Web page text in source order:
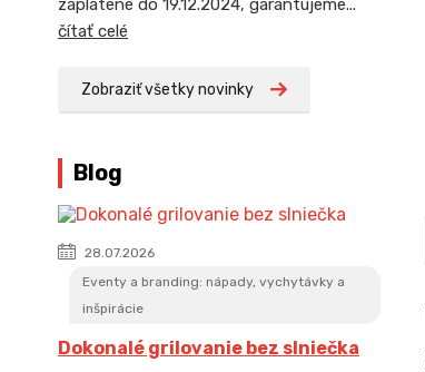
zaplatené do 19.12.2024, garantujeme...
čítať celé
Zobraziť všetky novinky
Blog
28.07.2026
Eventy a branding: nápady, vychytávky a
inšpirácie
Dokonalé grilovanie bez slniečka